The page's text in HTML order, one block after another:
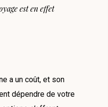
est en effet
a un coût, et son
dépendre de votre